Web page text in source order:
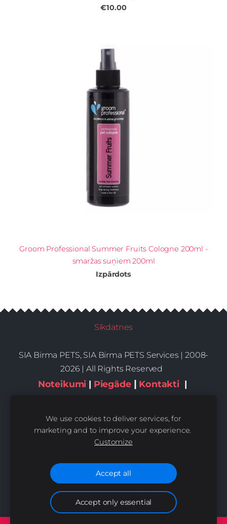
€10.00
Groom Professional Summer Fruits Cologne 200ml -
smaržas suņiem 200ml
Izpārdots
Sīkdatnes
SIA Birma PETS, SIA Birma PETS Services | 2008-
2026 | All Rights Reserved
Noteikumi | Piegāde | Kontakti|
We use cookies to deliver services, for
marketing and to improve your experience.
Customize
Accept all
Accept only essential